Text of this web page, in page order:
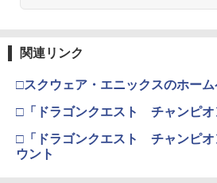
ay】 [ スタァラ
[ 鈴木清崇 ]
￥8,761
4
ニンテンドープ
￥11,849
【純正品】
【純正品】Xbox
4
【純正品】Xbox
劇場版「鬼滅の
窩座再来 通常版
￥3,523
関連リンク
□スクウェア・エニックスのホー
□「ドラゴンクエスト チャンピオ
□「ドラゴンクエスト チャンピオ
ウント